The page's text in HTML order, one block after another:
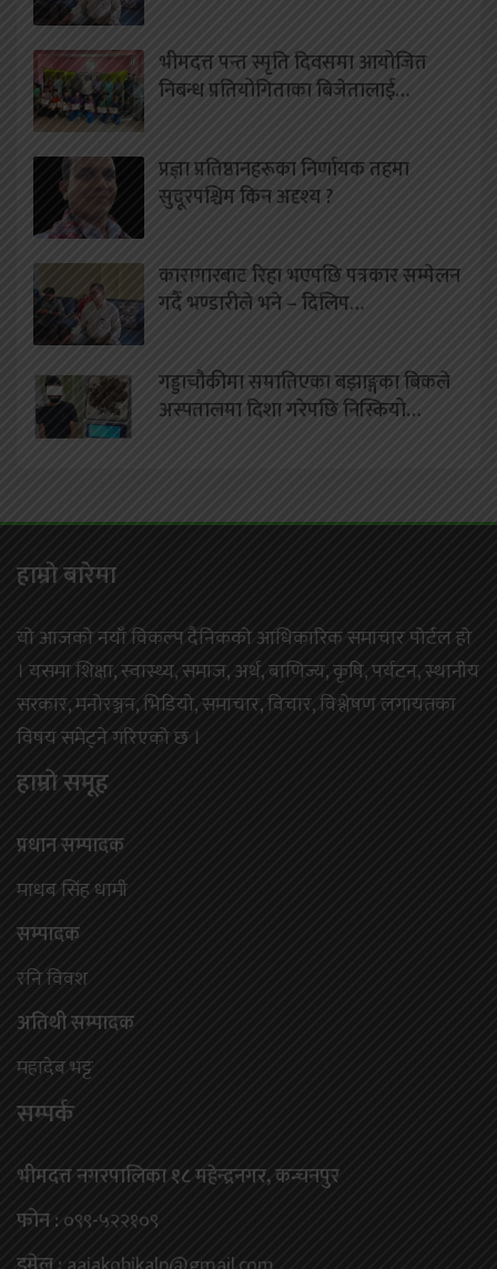
भीमदत्त पन्त स्मृति दिवसमा आयोजित
निबन्ध प्रतियोगिताका बिजेतालाई…
प्रज्ञा प्रतिष्ठानहरूका निर्णायक तहमा
सुदूरपश्चिम किन अदृश्य ?
कारागारबाट रिहा भएपछि पत्रकार सम्मेलन
गर्दै भण्डारीले भने – दिलिप…
गड्डाचौकीमा समातिएका बझाङ्गका बिकले
अस्पतालमा दिशा गरेपछि निस्कियो…
हाम्राे बारेमा
यो आजको नयाँ विकल्प दैनिकको आधिकारिक समाचार पोर्टल हो
। यसमा शिक्षा, स्वास्थ्य, समाज, अर्थ, बाणिज्य, कृषि, पर्यटन, स्थानीय
सरकार, मनोरञ्जन, भिडियो, समाचार, विचार, विश्लेषण लगायतका
विषय समेट्ने गरिएको छ ।
हाम्राे समूह
प्रधान सम्पादक
माधब सिंह धामी
सम्पादक
रनि विवश
अतिथी सम्पादक
महादेब भट्ट
सम्पर्क
भीमदत्त नगरपालिका १८ महेन्द्रनगर, कन्चनपुर
फोन : ०९९-५२२१०९